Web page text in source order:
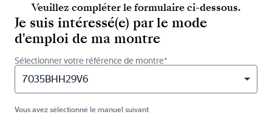
Veuillez compléter le formulaire ci-dessous.
Je suis intéressé(e) par le mode
d'emploi de ma montre
Sélectionner votre référence de montre*
7035BHH29V6
Vous avez sélectionné le manuel suivant